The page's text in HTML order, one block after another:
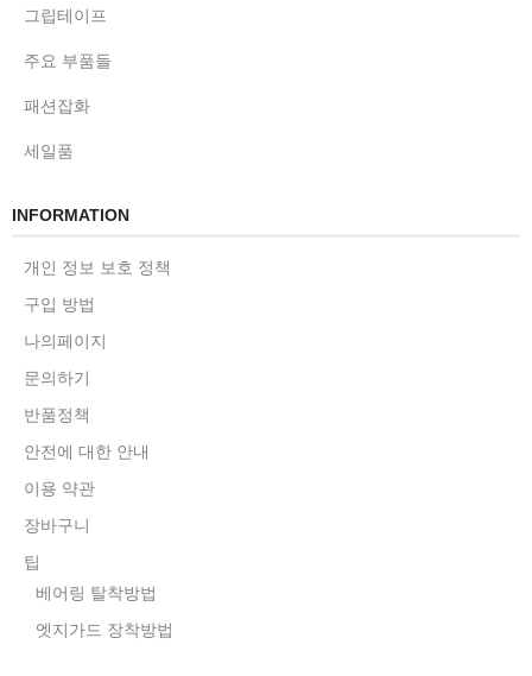
그립테이프
주요 부품들
패션잡화
세일품
INFORMATION
개인 정보 보호 정책
구입 방법
나의페이지
문의하기
반품정책
안전에 대한 안내
이용 약관
장바구니
팁
베어링 탈착방법
엣지가드 장착방법